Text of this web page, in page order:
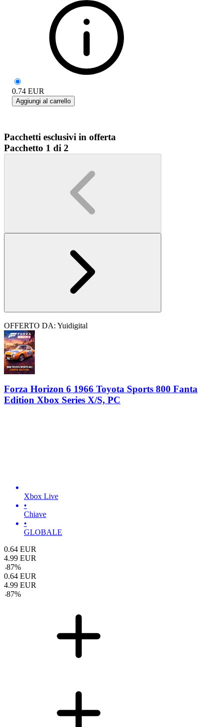
0.74 EUR
Aggiungi al carrello
Pacchetti esclusivi in offerta
Pacchetto 1 di 2
OFFERTO DA: Yuidigital
Forza Horizon 6 1966 Toyota Sports 800 Fanta
Edition Xbox Series X/S, PC
Xbox Live
•
Chiave
•
GLOBALE
0.64 EUR
4.99 EUR
-87%
0.64 EUR
4.99 EUR
-87%